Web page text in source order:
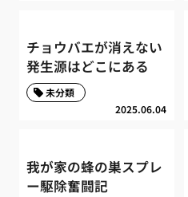
チョウバエが消えない
発生源はどこにある
2025.06.04
未分類
我が家の蜂の巣スプレ
ー駆除奮闘記